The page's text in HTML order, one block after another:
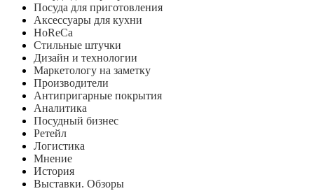
Посуда для приготовления
Аксессуары для кухни
HoReCa
Стильные штучки
Дизайн и технологии
Маркетологу на заметку
Производители
Антипригарные покрытия
Аналитика
Посудный бизнес
Ретейл
Логистика
Мнение
История
Выставки. Обзоры